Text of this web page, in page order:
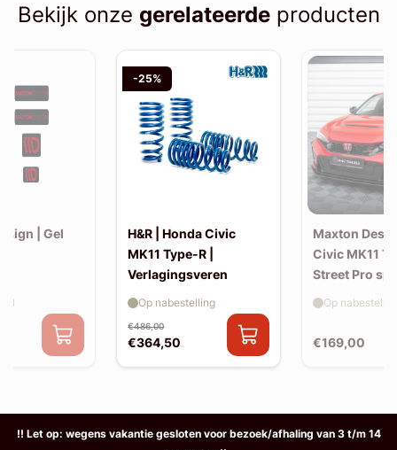
Bekijk onze gerelateerdeproducten
| Gel
-25%
H&R | Honda Civic
MK11 Type-R |
Verlagingsveren
€486,00
€364,50
Op nabestelling
Maxton
Civic MK11
Street Pro
€169,00
Op
!! Let op: wegens vakantie gesloten voor bezoek/afhaling van 3 t/m 14